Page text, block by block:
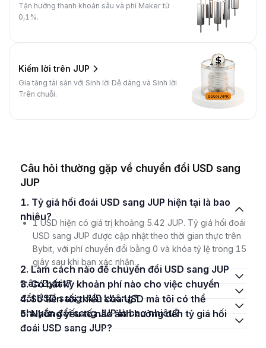
Tận hưởng thanh khoản sâu và phí Maker từ
0,1%.
Kiếm lời trên JUP
Gia tăng tài sản với Sinh lời Dễ dàng và Sinh lời
Trên chuỗi.
Câu hỏi thường gặp về chuyển đổi USD sang
JUP
1. Tỷ giá hối đoái USD sang JUP hiện tại là bao
nhiêu?
1 USD hiện có giá trị khoảng 5.42 JUP. Tỷ giá hối đoái
USD sang JUP được cập nhật theo thời gian thực trên
Bybit, với phí chuyển đổi bằng 0 và khóa tỷ lệ trong 15
giây sau khi bạn xác nhận.
2. Làm cách nào để chuyển đổi USD sang JUP
trên Bybit?
3. Có bất kỳ khoản phí nào cho việc chuyển
đổi USD sang JUP không?
4. Số tiền tối thiểu của USD mà tôi có thể
chuyển đổi sang JUP là bao nhiêu?
5. Những yếu tố nào ảnh hưởng đến tỷ giá hối
đoái USD sang JUP?